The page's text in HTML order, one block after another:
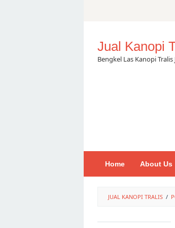
Jual Kanopi
Bengkel Las Kanopi
Home About Us
JUAL KANOPI TRALIS /